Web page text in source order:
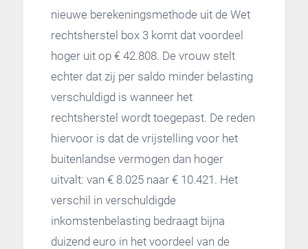
nieuwe berekeningsmethode uit de Wet
rechtsherstel box 3 komt dat voordeel
hoger uit op € 42.808. De vrouw stelt
echter dat zij per saldo minder belasting
verschuldigd is wanneer het
rechtsherstel wordt toegepast. De reden
hiervoor is dat de vrijstelling voor het
buitenlandse vermogen dan hoger
uitvalt: van € 8.025 naar € 10.421. Het
verschil in verschuldigde
inkomstenbelasting bedraagt bijna
duizend euro in het voordeel van de